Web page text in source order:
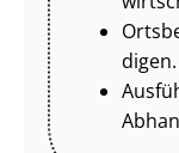
di­gen.